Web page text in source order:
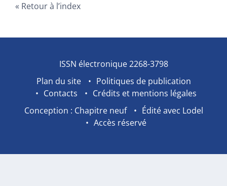
Retour à l’index
ISSN électronique 2268-3798
Plan du site
Politiques de publication
Contacts
Crédits et mentions légales
Conception : Chapitre neuf
Édité avec Lodel
Accès réservé